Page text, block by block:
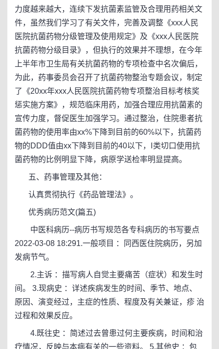
力度越来越大，连续下发抗菌素监管及合理用药相关文
件，虽然我们学习了有关文件，完善及调整《xxx人民
医院抗菌药物分级管理及使用规定》及《xxx人民医院
抗菌药物分级目录》，但执行的效果并不理想，在今年
上半年市卫生局有关抗菌药物的专项检查中名次偏后，
为此，药事委员会召开了抗菌药物整治专题会议，制定
了《20xx年xxx人民医院抗菌药物专项整治目标考核奖
惩实施方案》，规范临床用药，加强合理应用抗菌素的
宣传力度，督促医生加强学习。通过整治，住院患者抗
菌药物的使用率由xx%下降到目前的60%以下，抗菌药
物的DDD值由xx下降到目前的40以下，Ⅰ类切口使用抗
菌药物的比例明显下降，病原学送检率明显提高。
五、药事管理及其他：
认真贯彻执行《药品管理法》。
优秀病历范文(篇五)
中医科病历--病历书写规范各专科病历的书写要点
2022-03-08 18:291.一般项目 ：同西医住院病历，另加
发病节气。
2.主诉 ：描写病人自觉主要痛苦（症状）和发生时
间。 3.现病史 ：详述疾病发生的时间、季节、地点、
原因、演变经过，主症的性质、程度及有关兼证，疹 治
过程和效果反应。
4.既往史 ：简述过去曾患过何主要疾病，时间和治
疗情况，反映与本病有关的一些资料。 5.其他史 ：包